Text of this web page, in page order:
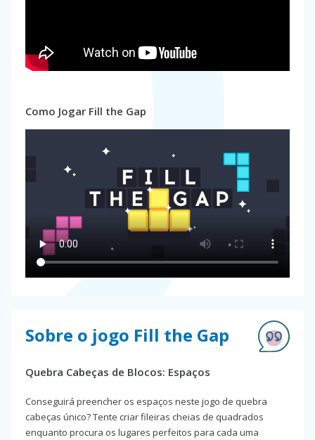
Como Jogar Fill the Gap
Sobre o jogo Fill the Gap
Quebra Cabeças de Blocos: Espaços
Conseguirá preencher os espaços neste jogo de quebra
cabeças único? Tente criar fileiras cheias de quadrados
enquanto procura os lugares perfeitos para cada uma